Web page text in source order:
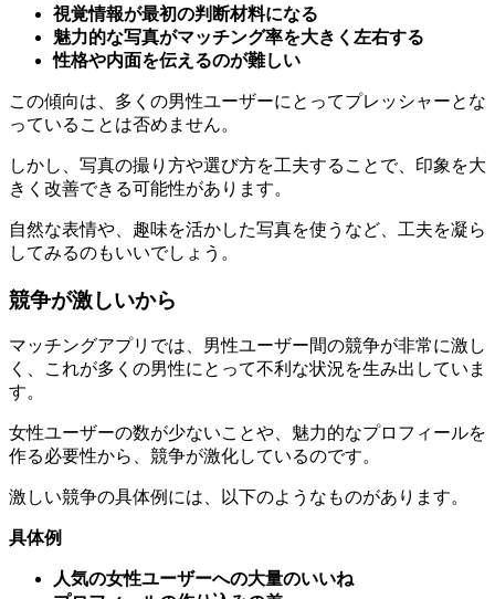
視覚情報が最初の判断材料になる
魅力的な写真がマッチング率を大きく左右する
性格や内面を伝えるのが難しい
この傾向は、多くの男性ユーザーにとってプレッシャーとな
っていることは否めません。
しかし、写真の撮り方や選び方を工夫することで、印象を大
きく改善できる可能性があります。
自然な表情や、趣味を活かした写真を使うなど、工夫を凝ら
してみるのもいいでしょう。
競争が激しいから
マッチングアプリでは、男性ユーザー間の競争が非常に激し
く、これが多くの男性にとって不利な状況を生み出していま
す。
女性ユーザーの数が少ないことや、魅力的なプロフィールを
作る必要性から、競争が激化しているのです。
激しい競争の具体例には、以下のようなものがあります。
具体例
人気の女性ユーザーへの大量のいいね